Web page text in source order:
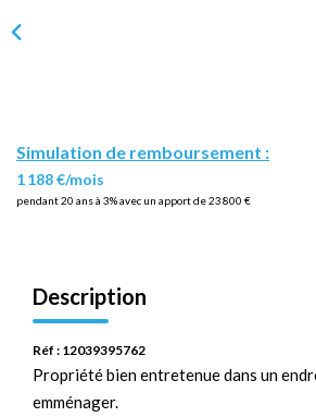
Simulation de remboursement :
1 188 €/mois
pendant 20 ans à 3% avec un apport de 23 800 €
Description
Réf : 12039395762
Propriété bien entretenue dans un
emménager.